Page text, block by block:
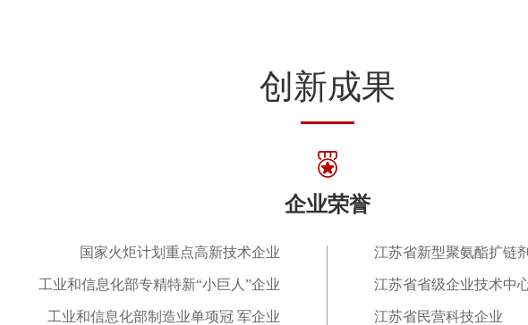
创新成果
企业荣誉
国家火炬计划重点高新技术企业
工业和信息化部专精特新“小巨人”企业
工业和信息化部制造业单项冠 军企业
江苏省新型聚氨酯扩链
江苏省省级企业技术中
江苏省民营科技企业